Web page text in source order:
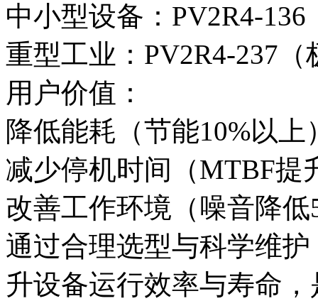
中小型设备：PV2R4-
重型工业：PV2R4-237
用户价值：
降低能耗（节能10%以上
减少停机时间（MTBF提
改善工作环境（噪音降低
通过合理选型与科学维
升设备运行效率与寿命